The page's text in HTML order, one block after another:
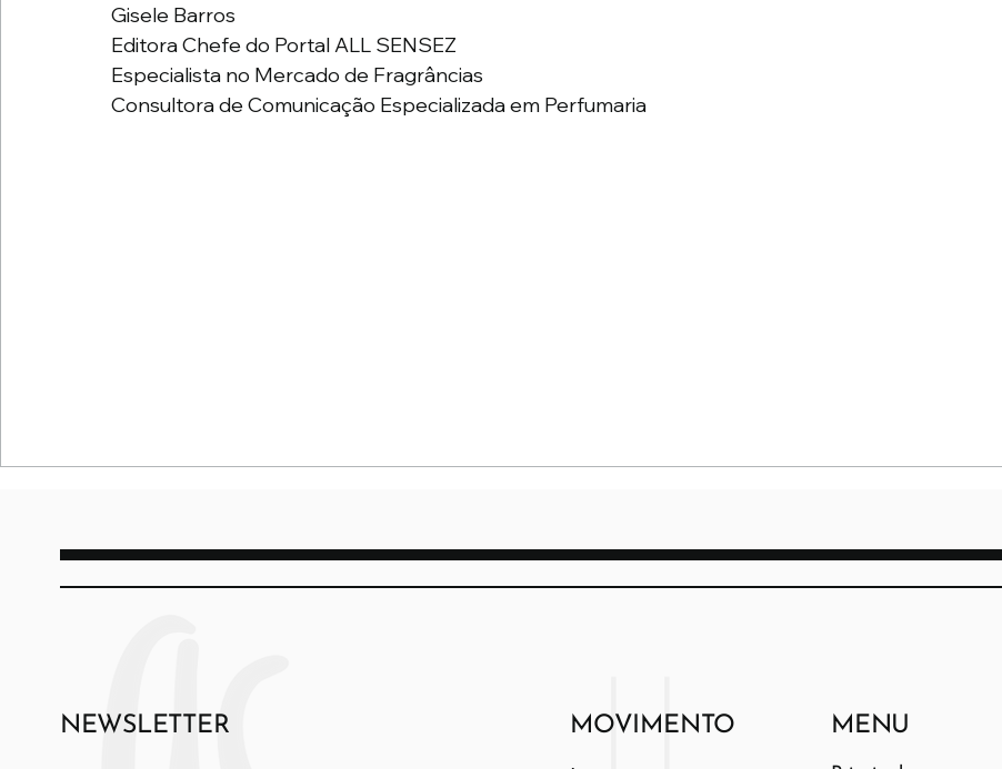
Gisele Barros
Editora Chefe do Portal ALL SENSEZ
Especialista no Mercado de Fragrâncias
Consultora de Comunicação Especializada em Perfumaria
NEWSLETTER MOVIMENTO MENU